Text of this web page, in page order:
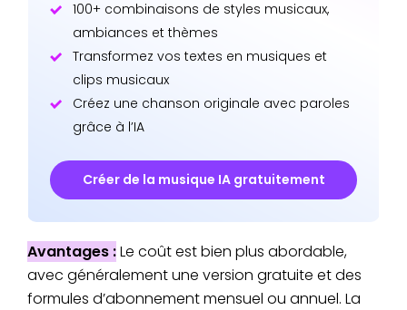
100+ combinaisons de styles musicaux,
ambiances et thèmes
Transformez vos textes en musiques et
clips musicaux
Créez une chanson originale avec paroles
grâce à l’IA
Créer de la musique IA gratuitement
Avantages :Le coût est bien plus abordable,
avec généralement une version gratuite et des
formules d’abonnement mensuel ou annuel. La